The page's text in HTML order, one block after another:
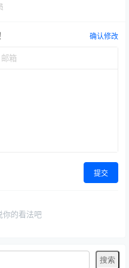
确认修改
提交
你的看法吧